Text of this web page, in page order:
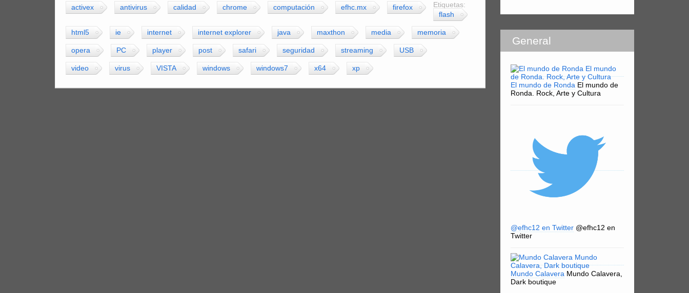
Etiquetas:
activex antivirus calidad chrome computación efhc.mx
firefox
flash
html5 ie internet internet explorer java maxthon media memoria
opera PC player post safari seguridad streaming USB
video virus VISTA windows windows7 x64 xp
General
El mundo de Ronda El mundo de
Ronda. Rock, Arte y Cultura
@efhc12 en Twitter @efhc12 en
Twitter
Mundo Calavera Mundo Calavera,
Dark boutique